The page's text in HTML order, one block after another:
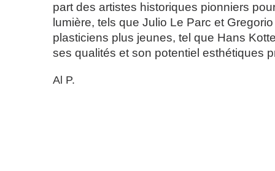
part des artistes historiques pionniers
lumière, tels que Julio Le Parc et
plasticiens plus jeunes, tel que Hans
ses qualités et son potentiel esthétiques
Al P.